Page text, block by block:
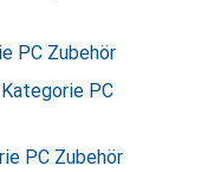
PC Zubehör
PC
PC Zubehör